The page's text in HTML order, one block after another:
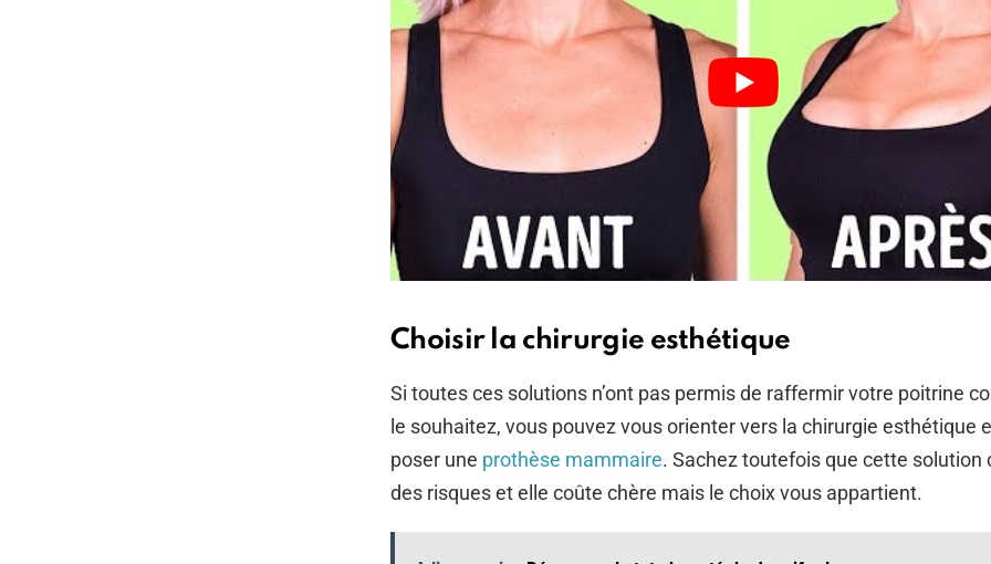
Choisir la chirurgie esthétique
Si toutes ces solutions n’ont pas permis de raffermir votre poitrine
le souhaitez, vous pouvez vous orienter vers la chirurgie esthétique
poser une prothèse mammaire. Sachez toutefois que cette solution
des risques et elle coûte chère mais le choix vous appartient.